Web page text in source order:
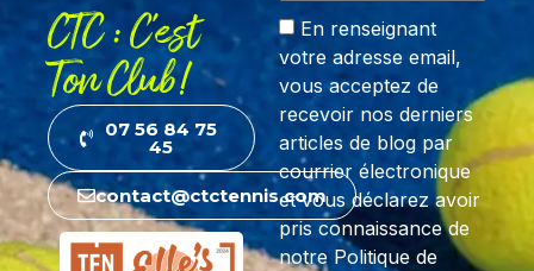
CTC : C'est
Ton Club!
07 56 84 75
45
contact@ctctennis.com
En renseignant
votre adresse email,
vous acceptez de
recevoir nos derniers
articles de blog par
courrier électronique
et vous déclarez avoir
pris connaissance de
notre Politique de